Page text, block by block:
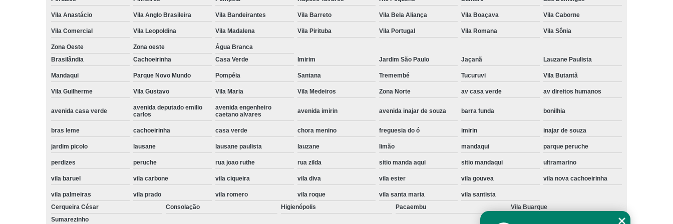
Instalação de Maquina de Lavar Roupa
Instalação de Maquina de Lavar Samsung
Instalação Eletrica Maquina de Lavar Roupa
Instalação Maquina de Lavar Roupa
Instalação para Maquina de Lavar Roupa
Instalar Maquina de Lavar Samsung
Instalar Maquina Lavar Roupa
Maquina de Lavar Roupa Instalação
Samsung Instalação Maquina de Lavar
Instalação de Lava e Seca
Instalação de Lava e Seca Samsung
Instalação de Maquina Lava e Seca
Instalação Lava e Seca
Instalação Lava e Seca Samsung
Instalação Lava Seca
Instalação Maquina Lava e Seca
Instalação Maquina Lava e Seca Samsung
Instalação Samsung Lava e Seca
Lava e Seca Instalação
Lava e Seca Samsung Instalação
Samsung Instalação Lava e Seca
Manutenção de Fogão
Manutenção de Fogão a Gas
Manutenção de Fogão Cooktop
Manutenção de Fogão Electrolux
Manutenção em Fogão
Vila Anastácio Vila Anglo Brasileira Vila Bandeirantes Vila Barreto Vila Bela Aliança Vila Boaçava Vila Caborne
Vila Comercial Vila Leopoldina Vila Madalena Vila Pirituba Vila Portugal Vila Romana Vila Sônia
Zona Oeste Zona oeste
Água Branca
Brasilândia
Cachoeirinha Casa Verde Imirim Jardim São Paulo Jaçanã Lauzane Paulista
Mandaqui Parque Novo Mundo Pompéia Santana Tremembé Tucuruvi Vila Butantã
Vila Guilherme Vila Gustavo Vila Maria Vila Medeiros Zona Norte av casa verde av direitos humanos
avenida casa verde
avenida deputado emilio
carlos
avenida engenheiro
caetano alvares
avenida imirin avenida inajar de souza barra funda bonilhia
bras leme cachoeirinha casa verde chora menino freguesia do ó imirin inajar de souza
jardim picolo lausane lausane paulista lauzane limão mandaqui parque peruche
perdizes peruche rua joao ruthe rua zilda sitio manda aqui sitio mandaqui ultramarino
vila baruel vila carbone vila ciqueira vila diva vila ester vila gouvea vila nova cachoeirinha
vila palmeiras vila prado vila romero vila roque vila santa maria
vila santista
Cerqueira César
Consolação Higienópolis Pacaembu
Vila Buarque
Sumarezinho